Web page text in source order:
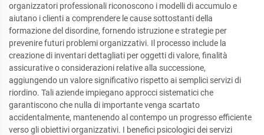
organizzatori professionali riconoscono i modelli di accumulo e
aiutano i clienti a comprendere le cause sottostanti della
formazione del disordine, fornendo istruzione e strategie per
prevenire futuri problemi organizzativi. Il processo include la
creazione di inventari dettagliati per oggetti di valore, finalità
assicurative o considerazioni relative alla successione,
aggiungendo un valore significativo rispetto ai semplici servizi di
riordino. Tali aziende impiegano approcci sistematici che
garantiscono che nulla di importante venga scartato
accidentalmente, mantenendo al contempo un progresso efficiente
verso gli obiettivi organizzativi. I benefici psicologici dei servizi